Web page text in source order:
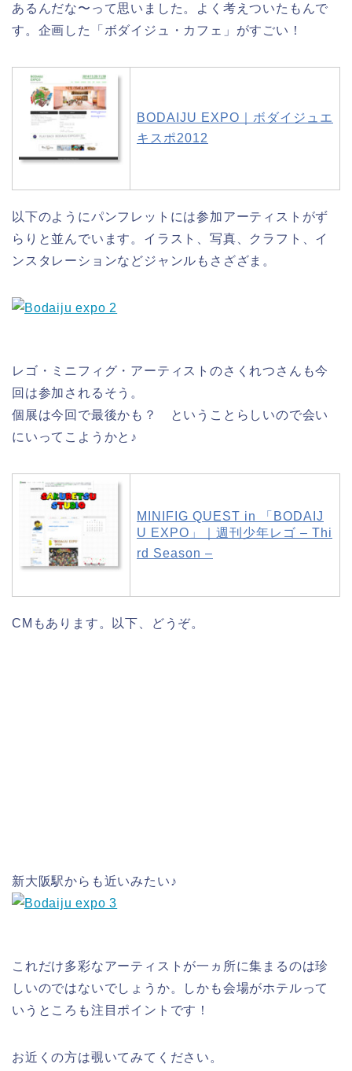
あるんだな〜って思いました。よく考えついたもんで
す。企画した「ボダイジュ・カフェ」がすごい！
BODAIJU EXPO｜ボダイジュエ
キスポ2012
以下のようにパンフレットには参加アーティストがず
らりと並んでいます。イラスト、写真、クラフト、イ
ンスタレーションなどジャンルもさざざま。
レゴ・ミニフィグ・アーティストのさくれつさんも今
回は参加されるそう。
個展は今回で最後かも？ ということらしいので会い
にいってこようかと♪
MINIFIG QUEST in 「BODAIJ
U EXPO」｜週刊少年レゴ – Thi
rd Season –
CMもあります。以下、どうぞ。
新大阪駅からも近いみたい♪
これだけ多彩なアーティストが一ヵ所に集まるのは珍
しいのではないでしょうか。しかも会場がホテルって
いうところも注目ポイントです！
お近くの方は覗いてみてください。